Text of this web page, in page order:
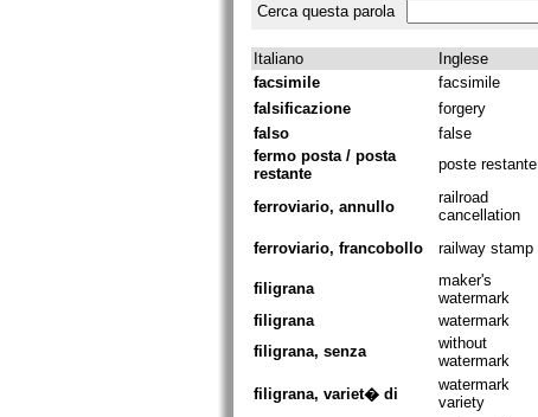
Cerca questa parola
Italiano Inglese
facsimile
facsimile
falsificazione
forgery
falso
false
fermo posta / posta
restante
poste restante
ferroviario, annullo
railroad
cancellation
ferroviario, francobollo railway stamp
filigrana
maker's
watermark
filigrana
watermark
filigrana, senza
without
watermark
filigrana, variet� di
watermark
variety